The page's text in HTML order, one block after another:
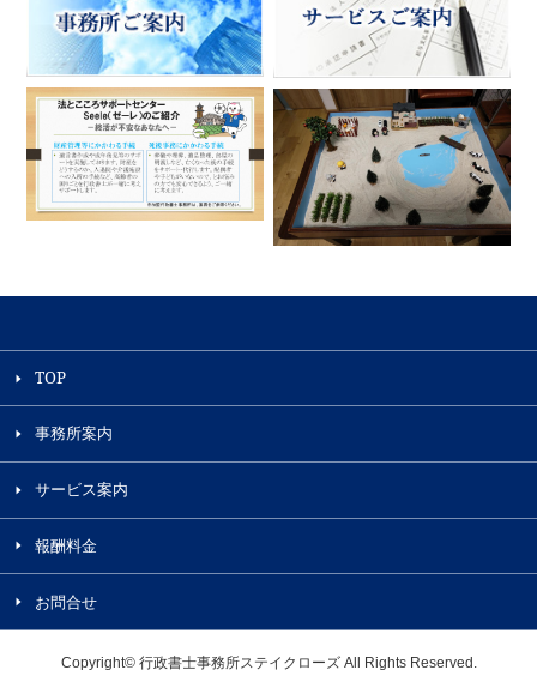
TOP
事務所案内
サービス案内
報酬料金
お問合せ
Copyright© 行政書士事務所ステイクローズ All Rights Reserved.